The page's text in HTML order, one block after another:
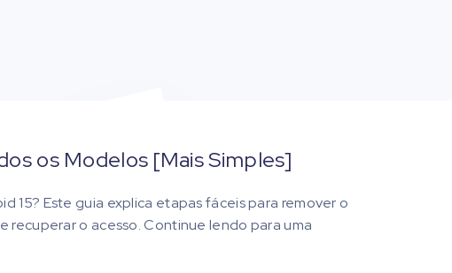
os Modelos [Mais Simples]
15? Este guia explica etapas fáceis para remover o
recuperar o acesso. Continue lendo para uma